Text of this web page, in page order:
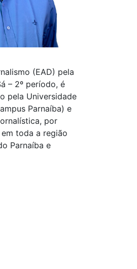
(EAD) pela
– 2º período, é
pela Universidade
Parnaíba) e
por
toda a região
Parnaíba e